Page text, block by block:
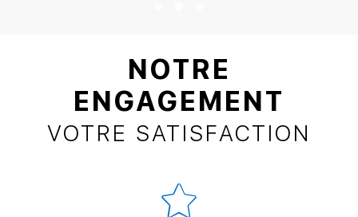
NOTRE
ENGAGEMENT
VOTRE SATISFACTION